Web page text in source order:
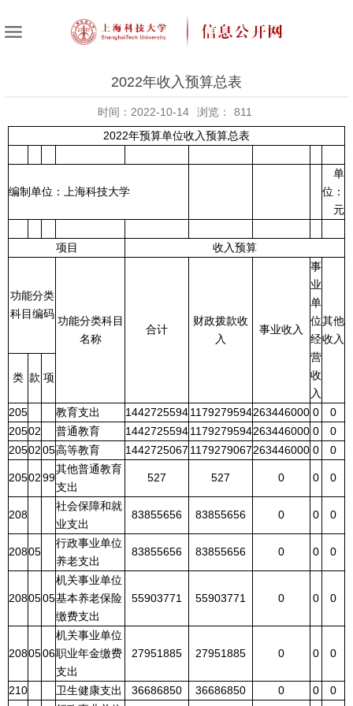
2022年收入预算总表
时间：2022-10-14 浏览：
811
2022年预算单位收入预算总表
编制单位：上海科技大学
单
位：
元
项目 收入预算
功能分类
科目编码
功能分类科目
名称
合计
财政拨款收
入
事业收入
事
业
单
位
经
营
收
入
其他
收入
类 款 项
205 教育支出 14427255941179279594263446000 0
0
20502 普通教育 14427255941179279594263446000 0
0
2050205高等教育 1442725067 1179279067263446000 0 0
2050299
其他普通教育
支出
527 527 0 0 0
208
社会保障和就
业支出
83855656 83855656 0 0 0
20805
行政事业单位
养老支出
83855656 83855656 0 0 0
2080505
机关事业单位
基本养老保险
缴费支出
55903771 55903771 0 0 0
2080506
机关事业单位
职业年金缴费
支出
27951885 27951885 0 0 0
210 卫生健康支出 36686850 36686850 0 0
0